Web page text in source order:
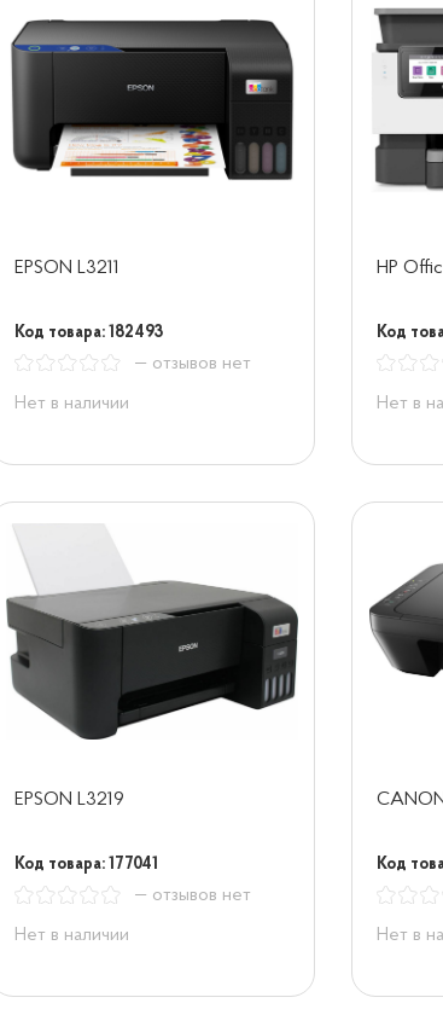
EPSON L3211
Код товара: 182493
— отзывов нет
Нет в наличии
HP
Код
Нет в
EPSON L3219
Код товара: 177041
— отзывов нет
Нет в наличии
Код
Нет в